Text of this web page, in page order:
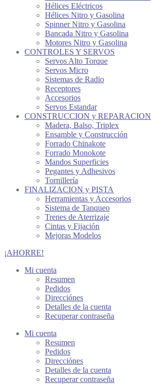
Hélices Eléctricos
Hélices Nitro y Gasolina
Spinner Nitro y Gasolina
Bancada Nitro y Gasolina
Motores Nitro y Gasolina
CONTROLES Y SERVOS
Servos Alto Torque
Servos Micro
Sistemas de Radio
Receptores
Accesorios
Servos Estandar
CONSTRUCCION y REPARACION
Madera, Balso, Triplex
Ensamble y Construcción
Forrado Chinakote
Forrado Monokote
Mandos Superficies
Pegantes y Adhesivos
Tornillería
FINALIZACION y PISTA
Herramientas y Accesorios
Sistema de Tanqueo
Trenes de Aterrizaje
Cintas y Fijación
Mejoras Modelos
¡AHORRE!
Mi cuenta
Resumen
Pedidos
Direcciónes
Detalles de la cuenta
Recuperar contraseña
Mi cuenta
Resumen
Pedidos
Direcciónes
Detalles de la cuenta
Recuperar contraseña